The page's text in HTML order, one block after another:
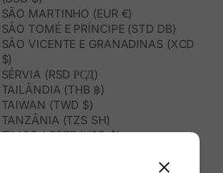
SÃO MARTINHO (EUR €)
SÃO TOMÉ E PRÍNCIPE (STD DB)
SÃO VICENTE E GRANADINAS (XCD
$)
SÉRVIA (RSD РСД)
TAILÂNDIA (THB ฿)
TAIWAN (TWD $)
TANZÂNIA (TZS SH)
TIMOR-LESTE (USD $)